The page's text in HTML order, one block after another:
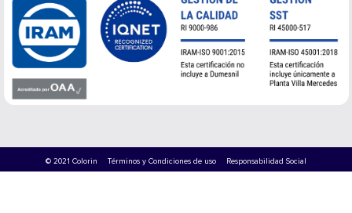
© 2021 Colorin Términos y Condiciones de uso Responsabilidad Social